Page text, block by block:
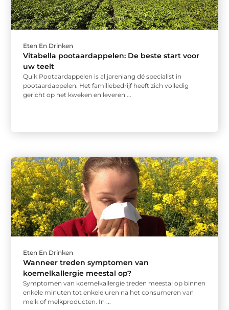
Eten En Drinken
Vitabella pootaardappelen: De beste start voor
uw teelt
Quik Pootaardappelen is al jarenlang dé specialist in
pootaardappelen. Het familiebedrijf heeft zich volledig
gericht op het kweken en leveren ...
Eten En Drinken
Wanneer treden symptomen van
koemelkallergie meestal op?
Symptomen van koemelkallergie treden meestal op binnen
enkele minuten tot enkele uren na het consumeren van
melk of melkproducten. In ...